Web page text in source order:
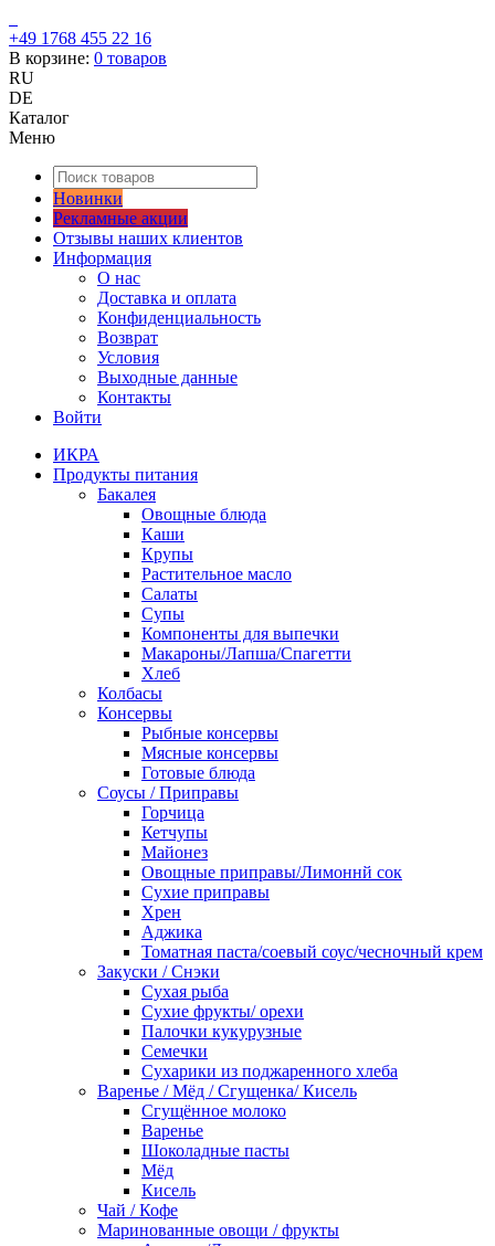
+49 1768 455 22 16
В корзине: 0 товаров
RU
DE
Каталог
Меню
Новинки
Рекламные акции
Отзывы наших клиентов
Информация
О нас
Доставка и оплата
Конфиденциальность
Возврат
Условия
Выходные данные
Контакты
Войти
ИКРА
Продукты питания
Бакалея
Овощные блюда
Каши
Крупы
Растительное масло
Салаты
Супы
Компоненты для выпечки
Макароны/Лапша/Спагетти
Хлеб
Колбасы
Консервы
Рыбные консервы
Мясные консервы
Готовые блюда
Соусы / Приправы
Горчица
Кетчупы
Майонез
Овощные приправы/Лимоннй сок
Сухие приправы
Хрен
Аджика
Томатная паста/соевый соус/чесночный крем
Закуски / Снэки
Сухая рыба
Сухие фрукты/ орехи
Палочки кукурузные
Семечки
Сухарики из поджаренного хлеба
Варенье / Мёд / Сгущенка/ Кисель
Сгущённое молоко
Варенье
Шоколадные пасты
Мёд
Кисель
Чай / Кофе
Маринованные овощи / фрукты